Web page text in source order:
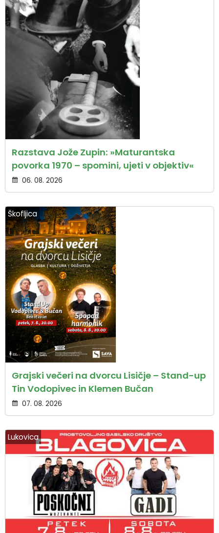
Razstava Jože Zupin: »Maturantska
povorka 1970 – spomini, ujeti v objektiv«
06. 08. 2026
Škofljica
Grajski večeri na dvorcu Lisičje – Stand-up
Tin Vodopivec in Klemen Bučan
07. 08. 2026
Lukovica